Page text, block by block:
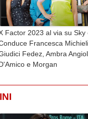
Factor 2023 al via su Sky
Francesca
Fedez, Ambra
e Morgan